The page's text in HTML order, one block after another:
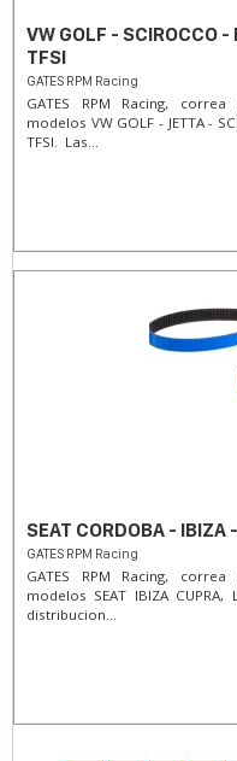
VW GOLF - SCIROCCO
TFSI
GATES RPM Racing
GATES RPM Racing,
modelos VW GOLF - JETTA -
TFSI. Las...
SEAT CORDOBA - IBIZA
GATES RPM Racing
GATES RPM Racing,
modelos SEAT IBIZA
distribucion...